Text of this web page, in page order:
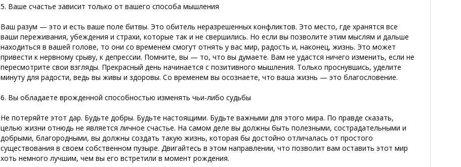
5. Ваше счастье зависит только от вашего способа мышления
Ваш разум — это и есть ваше поле битвы. Это обитель неразрешенных конфликтов. Это место, где хранятся все
ваши переживания, убеждения и страхи, которые так и не свершились. Но если вы позволите этим мыслям и дальше
находиться в вашей голове, то они со временем смогут отнять у вас мир, радость и, наконец, жизнь. Это может
привести к нервному срыву, к депрессии. Помните, вы — то, что вы думаете. Вам не удастся ничего изменить, если не
пересмотрите свои взгляды. Прекрасный день начинается с позитивного мышления. Только проснувшись, уделите
минуту для радости, ведь вы живы и здоровы. Со временем вы осознаете, что ваша жизнь — это благословение.
6. Вы обладаете врожденной способностью изменять чьи-либо судьбы
Не потеряйте этот дар. Будьте добры. Будьте настоящими. Будьте важными для этого мира. По правде сказать,
целью жизни отнюдь не является личное счастье. На самом деле вы должны быть полезными, сострадательными и
добрыми, благородными, вы должны создать такую жизнь, которая бы достойно отличалась от простого
существования в своем собственном пузыре. Двигайтесь в этом направлении, что позволит вам оставить этот мир
хоть немного лучшим, чем вы его встретили в момент рождения.